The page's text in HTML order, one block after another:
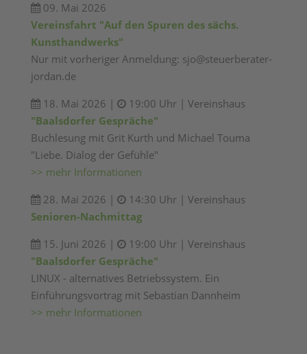
09. Mai 2026
Vereinsfahrt "Auf den Spuren des sächs.
Kunsthandwerks"
Nur mit vorheriger Anmeldung: sjo@steuerberater-
jordan.de
18. Mai 2026 |
19:00 Uhr | Vereinshaus
"Baalsdorfer Gespräche"
Buchlesung mit Grit Kurth und Michael Touma
"Liebe. Dialog der Gefühle"
>> mehr Informationen
28. Mai 2026 |
14:30 Uhr | Vereinshaus
Senioren-Nachmittag
15. Juni 2026 |
19:00 Uhr | Vereinshaus
"Baalsdorfer Gespräche"
LINUX - alternatives Betriebssystem. Ein
Einführungsvortrag mit Sebastian Dannheim
>> mehr Informationen